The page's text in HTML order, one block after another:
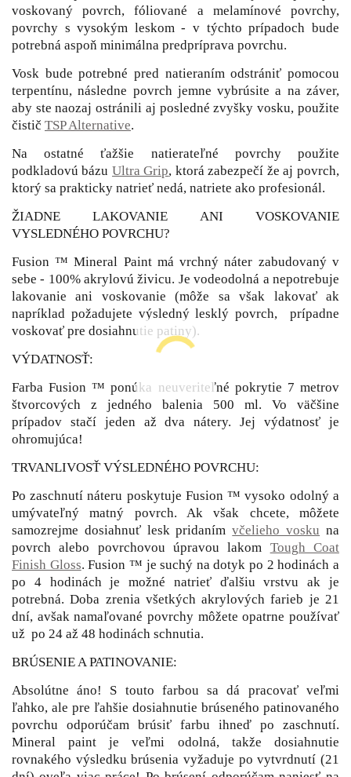
voskovaný povrch, fóliované a melamínové povrchy,
povrchy s vysokým leskom - v týchto prípadoch bude
potrebná aspoň minimálna predpríprava povrchu.
Vosk bude potrebné pred natieraním odstrániť pomocou
terpentínu, následne povrch jemne vybrúsite a na záver,
aby ste naozaj ostránili aj posledné zvyšky vosku, použite
čistič TSP Alternative.
Na ostatné ťažšie natierateľné povrchy použite
podkladovú bázu Ultra Grip, ktorá zabezpečí že aj povrch,
ktorý sa prakticky natrieť nedá, natriete ako profesionál.
ŽIADNE LAKOVANIE ANI VOSKOVANIE
VYSLEDNÉHO POVRCHU?
Fusion ™ Mineral Paint má vrchný náter zabudovaný v
sebe - 100% akrylovú živicu. Je vodeodolná a nepotrebuje
lakovanie ani voskovanie (môže sa však lakovať ak
napríklad požadujete výsledný lesklý povrch, prípadne
voskovať pre dosiahnutie patiny).
VÝDATNOSŤ:
Farba Fusion ™ ponúka neuveriteľné pokrytie 7 metrov
štvorcových z jedného balenia 500 ml. Vo väčšine
prípadov stačí jeden až dva nátery. Jej výdatnosť je
ohromujúca!
TRVANLIVOSŤ VÝSLEDNÉHO POVRCHU:
Po zaschnutí náteru poskytuje Fusion ™ vysoko odolný a
umývateľný matný povrch. Ak však chcete, môžete
samozrejme dosiahnuť lesk pridanímvčelieho vosku na
povrch alebo povrchovou úpravou lakom Tough Coat
Finish Gloss. Fusion ™ je suchý na dotyk po 2 hodinách a
po 4 hodinách je možné natrieť ďalšiu vrstvu ak je
potrebná. Doba zrenia všetkých akrylových farieb je 21
dní, avšak namaľované povrchy môžete opatrne používať
už po 24 až 48 hodinách schnutia.
BRÚSENIE A PATINOVANIE:
Absolútne áno! S touto farbou sa dá pracovať veľmi
ľahko, ale pre ľahšie dosiahnutie brúseného patinovaného
povrchu odporúčam brúsiť farbu ihneď po zaschnutí.
Mineral paint je veľmi odolná, takže dosiahnutie
rovnakého výsledku brúsenia vyžaduje po vytvrdnutí (21